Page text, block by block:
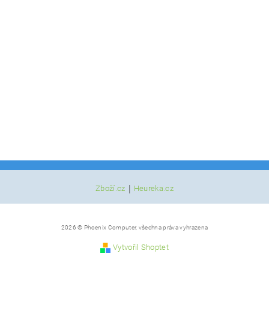
Zboží.cz | Heureka.cz
2026 © Phoenix Computer, všechna práva vyhrazena
Vytvořil Shoptet